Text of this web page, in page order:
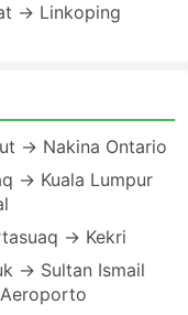
→ Linkoping
→ Nakina Ontario
→ Kuala Lumpur
→ Kekri
→ Sultan Ismail